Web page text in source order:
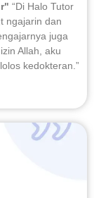
“Di Halo Tutor
ngajarin dan
juga
Allah, aku
kedokteran.”